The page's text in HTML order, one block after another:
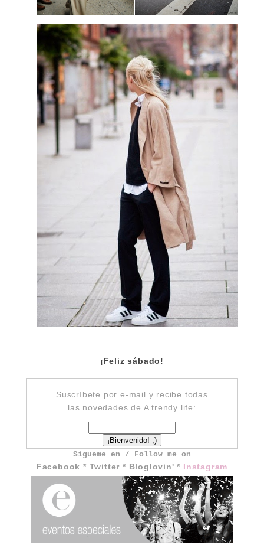
¡Feliz sábado!
Suscríbete por e-mail y recibe todas
las novedades de A trendy life:
Sígueme en / Follow me on
Facebook * Twitter * Bloglovin'* Instagram